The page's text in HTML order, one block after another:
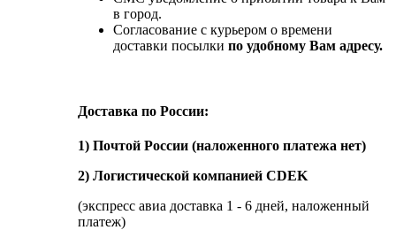
в город.
Согласование с курьером о времени
доставки посылки по удобному Вам адресу.
Доставка по России:
1) Почтой России (наложенного платежа нет)
2) Логистической компанией CDEK
(экспресс авиа доставка 1 - 6 дней, наложенный
платеж)